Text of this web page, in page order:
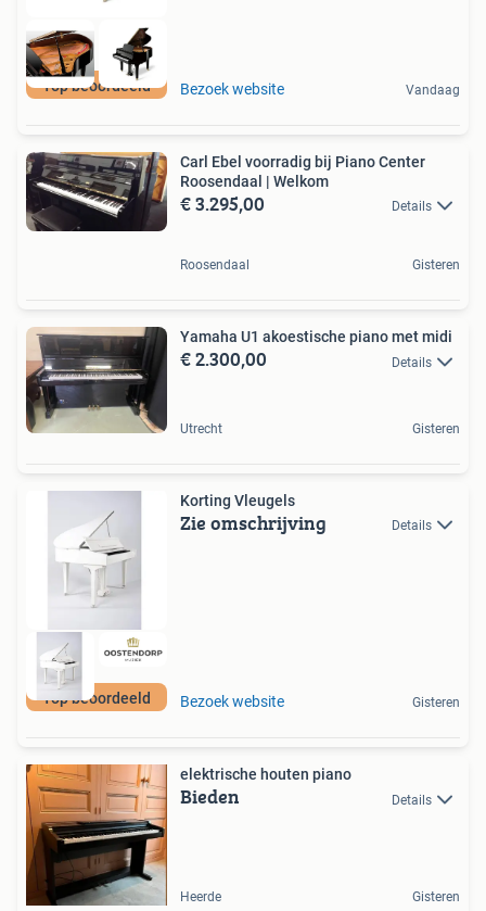
Top beoordeeld Bezoek website Vandaag
Carl Ebel voorradig bij Piano Center
Roosendaal | Welkom
€ 3.295,00 Details
Roosendaal Gisteren
Yamaha U1 akoestische piano met midi
€ 2.300,00 Details
Utrecht Gisteren
Top beoordeeld
Korting Vleugels
Zie omschrijving Details
Bezoek website Gisteren
elektrische houten piano
Bieden Details
Heerde Gisteren